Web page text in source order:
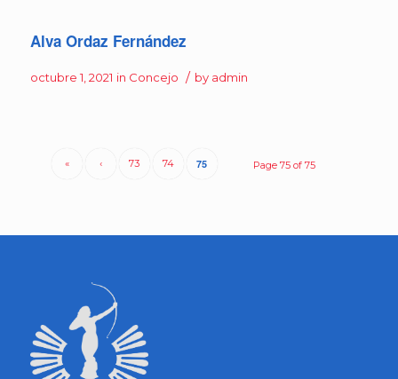
Alva Ordaz Fernández
octubre 1, 2021 in Concejo / by admin
Page 75 of 75
« ‹ 73 74 75